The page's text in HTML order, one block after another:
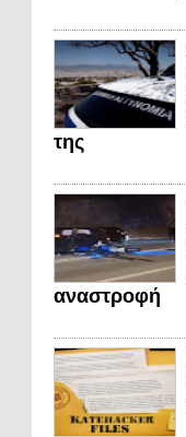
της
αναστροφή